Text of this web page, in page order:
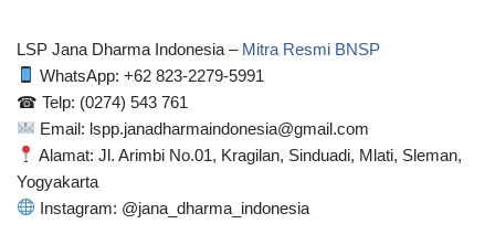
LSP Jana Dharma Indonesia – Mitra Resmi BNSP
WhatsApp: ‪+62 823-2279-5991‬
☎ Telp: (0274) 543 761
Email: lspp.janadharmaindonesia@gmail.com
Alamat: Jl. Arimbi No.01, Kragilan, Sinduadi, Mlati, Sleman,
Yogyakarta
Instagram: @jana_dharma_indonesia